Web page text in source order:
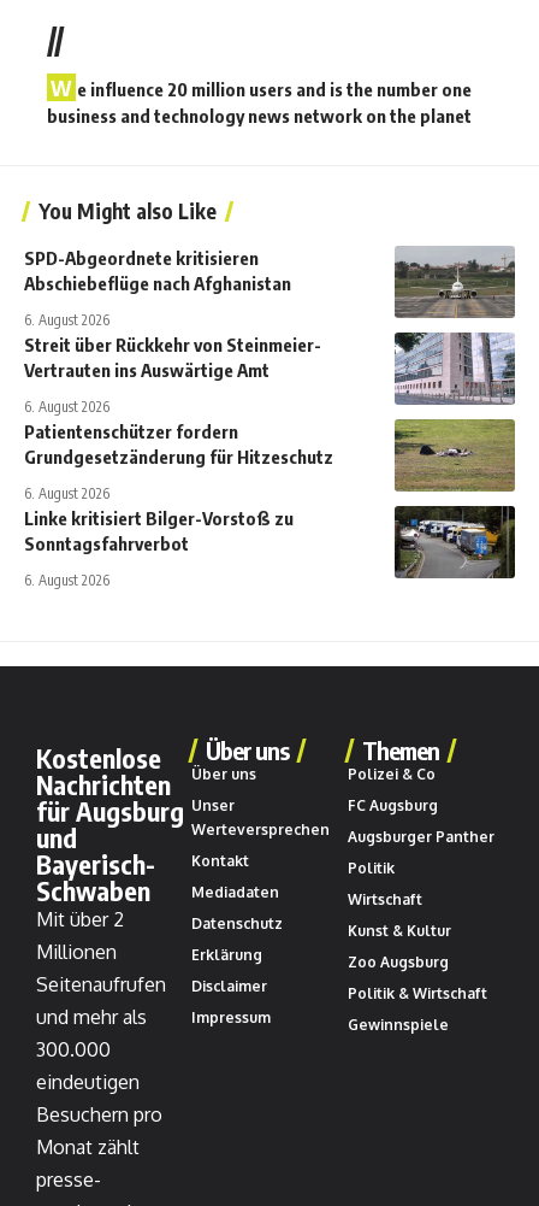
//
W e influence 20 million users and is the number one
business and technology news network on the planet
You Might also Like
SPD-Abgeordnete kritisieren
Abschiebeflüge nach Afghanistan
6. August 2026
Streit über Rückkehr von Steinmeier-
Vertrauten ins Auswärtige Amt
6. August 2026
Patientenschützer fordern
Grundgesetzänderung für Hitzeschutz
6. August 2026
Linke kritisiert Bilger-Vorstoß zu
Sonntagsfahrverbot
6. August 2026
Kostenlose
Nachrichten
für Augsburg
und
Bayerisch-
Schwaben
Mit über 2
Millionen
Seitenaufrufen
und mehr als
300.000
eindeutigen
Besuchern pro
Monat zählt
presse-
Über uns
Über uns
Unser
Werteversprechen
Kontakt
Mediadaten
Datenschutz
Erklärung
Disclaimer
Impressum
Themen
Polizei & Co
FC Augsburg
Augsburger Panther
Politik
Wirtschaft
Kunst & Kultur
Zoo Augsburg
Politik & Wirtschaft
Gewinnspiele